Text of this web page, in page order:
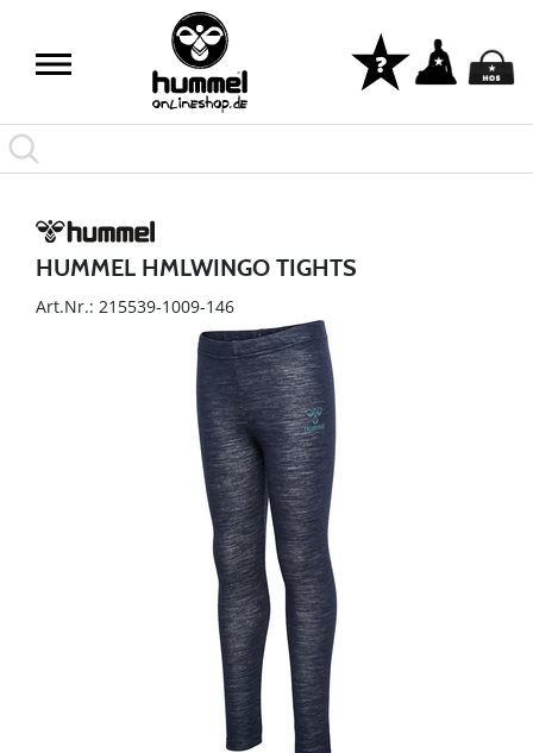
HUMMEL HMLWINGO TIGHTS
Art.Nr.: 215539-1009-146